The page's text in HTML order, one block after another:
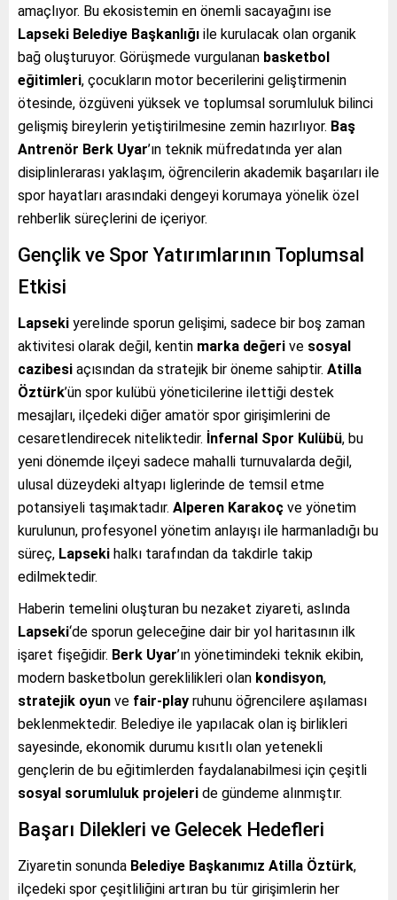
amaçlıyor. Bu ekosistemin en önemli sacayağını ise
Lapseki Belediye Başkanlığı ile kurulacak olan organik
bağ oluşturuyor. Görüşmede vurgulanan basketbol
eğitimleri, çocukların motor becerilerini geliştirmenin
ötesinde, özgüveni yüksek ve toplumsal sorumluluk bilinci
gelişmiş bireylerin yetiştirilmesine zemin hazırlıyor. Baş
Antrenör Berk Uyar’ın teknik müfredatında yer alan
disiplinlerarası yaklaşım, öğrencilerin akademik başarıları ile
spor hayatları arasındaki dengeyi korumaya yönelik özel
rehberlik süreçlerini de içeriyor.
Gençlik ve Spor Yatırımlarının Toplumsal
Etkisi
Lapseki yerelinde sporun gelişimi, sadece bir boş zaman
aktivitesi olarak değil, kentin marka değeri ve sosyal
cazibesi açısından da stratejik bir öneme sahiptir. Atilla
Öztürk’ün spor kulübü yöneticilerine ilettiği destek
mesajları, ilçedeki diğer amatör spor girişimlerini de
cesaretlendirecek niteliktedir. İnfernal Spor Kulübü, bu
yeni dönemde ilçeyi sadece mahalli turnuvalarda değil,
ulusal düzeydeki altyapı liglerinde de temsil etme
potansiyeli taşımaktadır. Alperen Karakoç ve yönetim
kurulunun, profesyonel yönetim anlayışı ile harmanladığı bu
süreç, Lapseki halkı tarafından da takdirle takip
edilmektedir.
Haberin temelini oluşturan bu nezaket ziyareti, aslında
Lapseki‘de sporun geleceğine dair bir yol haritasının ilk
işaret fişeğidir. Berk Uyar’ın yönetimindeki teknik ekibin,
modern basketbolun gereklilikleri olan kondisyon,
stratejik oyun ve fair-play ruhunu öğrencilere aşılaması
beklenmektedir. Belediye ile yapılacak olan iş birlikleri
sayesinde, ekonomik durumu kısıtlı olan yetenekli
gençlerin de bu eğitimlerden faydalanabilmesi için çeşitli
sosyal sorumluluk projeleri de gündeme alınmıştır.
Başarı Dilekleri ve Gelecek Hedefleri
Ziyaretin sonunda Belediye Başkanımız Atilla Öztürk,
ilçedeki spor çeşitliliğini artıran bu tür girişimlerin her